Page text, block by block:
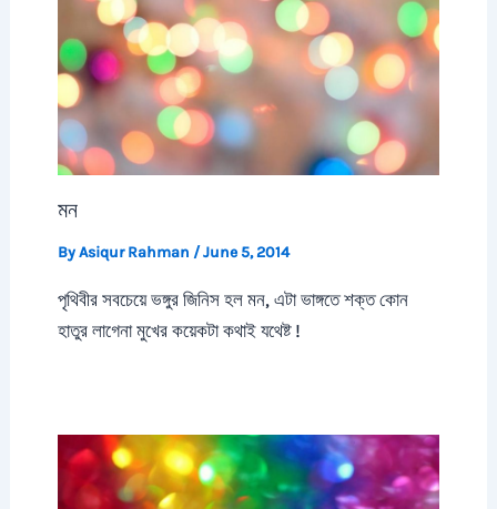
মন
ByAsiqur Rahman /June 5, 2014
পৃথিবীর সবচেয়ে ভঙ্গুর জিনিস হল মন, এটা ভাঙ্গতে শক্ত কোন
হাতুর লাগেনা মুখের কয়েকটা কথাই যথেষ্ট !